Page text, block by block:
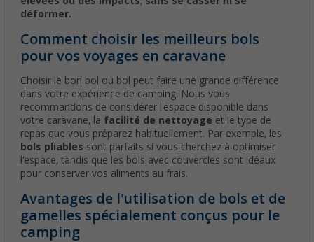
déformer.
Comment choisir les meilleurs bols
pour vos voyages en caravane
Choisir le bon bol ou bol peut faire une grande différence
dans votre expérience de camping. Nous vous
recommandons de considérer l'espace disponible dans
votre caravane, la facilité de nettoyage et le type de
repas que vous préparez habituellement. Par exemple, les
bols pliables sont parfaits si vous cherchez à optimiser
l'espace, tandis que les bols avec couvercles sont idéaux
pour conserver vos aliments au frais.
Avantages de l'utilisation de bols et de
gamelles spécialement conçus pour le
camping